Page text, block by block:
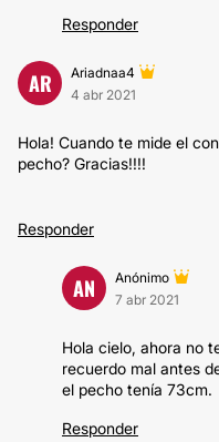
Responder
AR
Ariadnaa4
4 abr 2021
Hola! Cuando te mide el
pecho? Gracias!!!!
Responder
AN
Anónimo
7 abr 2021
Hola cielo, ahora no
recuerdo mal antes
el pecho tenía 73cm.
Responder